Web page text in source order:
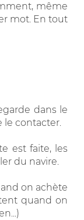
même
mot. En tout
dans le
le contacter.
est faite, les
du navire.
on achète
quand on